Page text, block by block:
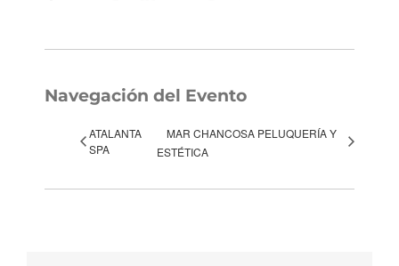
Navegación del Evento
ATALANTA
SPA
MAR CHANCOSA PELUQUERÍA Y
ESTÉTICA